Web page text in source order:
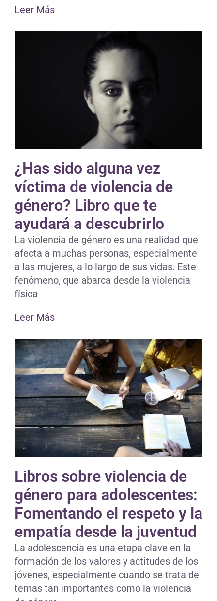
Leer Más
¿Has sido alguna vez
víctima de violencia de
género? Libro que te
ayudará a descubrirlo
La violencia de género es una realidad que
afecta a muchas personas, especialmente
a las mujeres, a lo largo de sus vidas. Este
fenómeno, que abarca desde la violencia
física
Leer Más
Libros sobre violencia de
género para adolescentes:
Fomentando el respeto y la
empatía desde la juventud
La adolescencia es una etapa clave en la
formación de los valores y actitudes de los
jóvenes, especialmente cuando se trata de
temas tan importantes como la violencia